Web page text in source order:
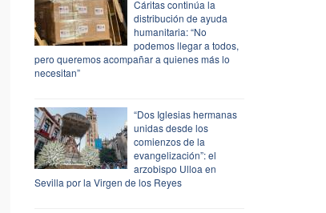
Cáritas continúa la
distribución de ayuda
humanitaria: “No
podemos llegar a todos,
pero queremos acompañar a quienes más lo
necesitan”
“Dos Iglesias hermanas
unidas desde los
comienzos de la
evangelización”: el
arzobispo Ulloa en
Sevilla por la Virgen de los Reyes